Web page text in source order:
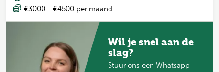
€3000 - €4500 per maand
Wil je snel aan de
slag?
Stuur ons een Whatsapp